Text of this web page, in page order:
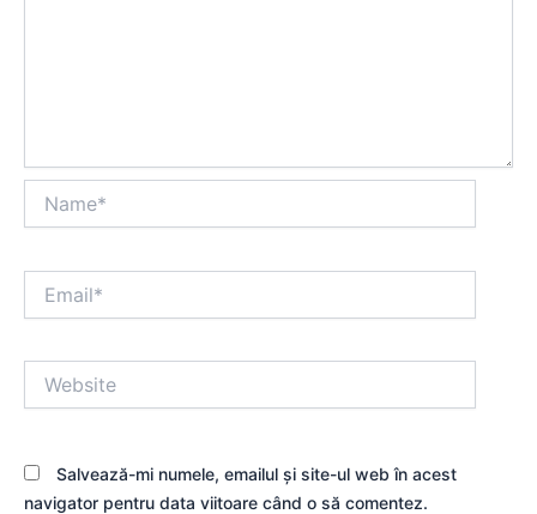
Salvează-mi numele, emailul și site-ul web în acest
navigator pentru data viitoare când o să comentez.